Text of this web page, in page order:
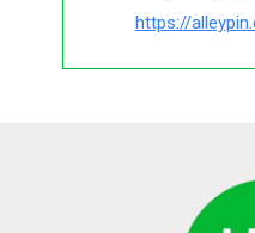
https://